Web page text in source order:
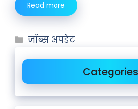
Read more
जॉब्स अपडेट
Categories